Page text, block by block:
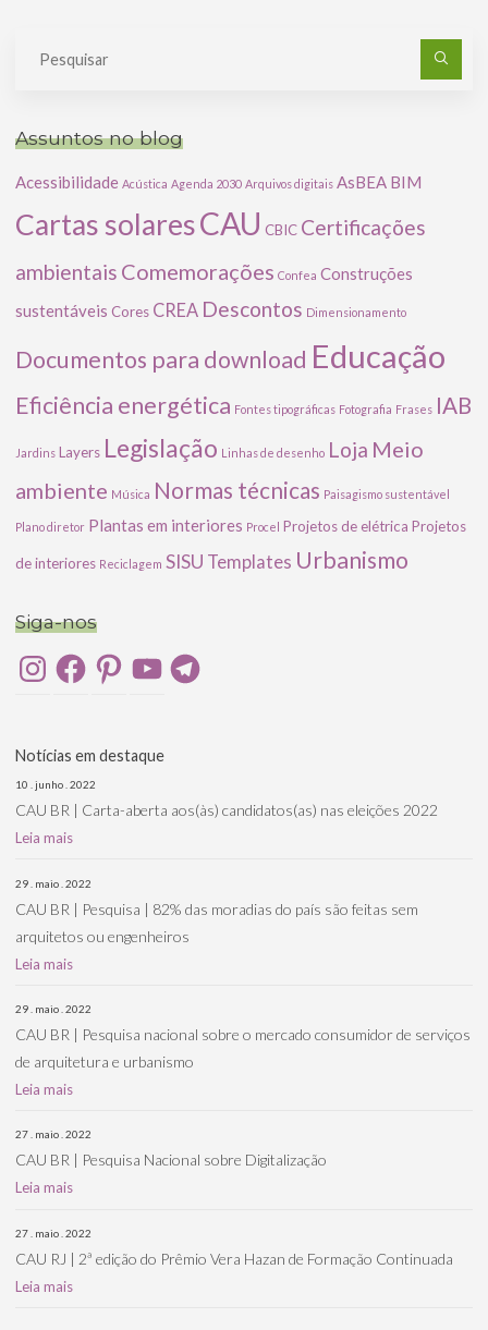
Assuntos no blog
Acessibilidade Acústica Agenda 2030 Arquivos digitais AsBEA BIM
Cartas solaresCAU CBIC Certificações
ambientais Comemorações Confea Construções
sustentáveis Cores CREA Descontos Dimensionamento
Documentos para download Educação
Eficiência energética Fontes tipográficas Fotografia Frases IAB
Jardins Layers Legislação Linhas de desenho Loja Meio
ambiente Música Normas técnicas Paisagismo sustentável
Plano diretor Plantas em interiores Procel Projetos de elétrica Projetos
de interiores Reciclagem SISU Templates Urbanismo
Siga-nos
InstagramFacebookPinterestYouTubeTelegram
Notícias em destaque
10 . junho . 2022
CAU BR | Carta-aberta aos(às) candidatos(as) nas eleições 2022
Leia mais
29 . maio . 2022
CAU BR | Pesquisa | 82% das moradias do país são feitas sem
arquitetos ou engenheiros
Leia mais
29 . maio . 2022
CAU BR | Pesquisa nacional sobre o mercado consumidor de serviços
de arquitetura e urbanismo
Leia mais
27 . maio . 2022
CAU BR | Pesquisa Nacional sobre Digitalização
Leia mais
27 . maio . 2022
CAU RJ | 2ª edição do Prêmio Vera Hazan de Formação Continuada
Leia mais